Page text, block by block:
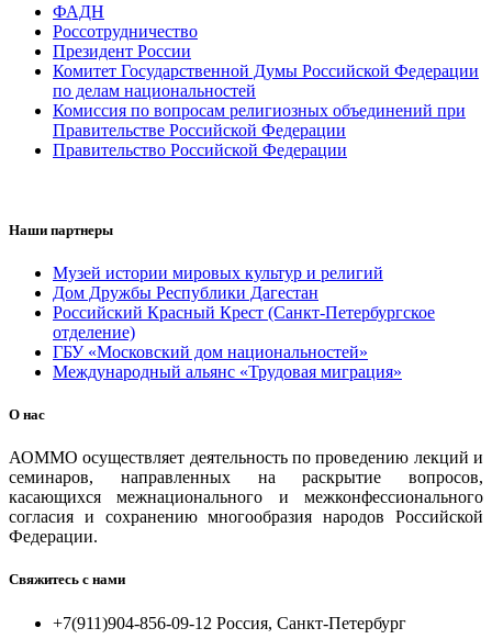
ФАДН
Россотрудничество
Президент России
Комитет Государственной Думы Российской Федерации
по делам национальностей
Комиссия по вопросам религиозных объединений при
Правительстве Российской Федерации
Правительство Российской Федерации
Наши партнеры
Музей истории мировых культур и религий
Дом Дружбы Республики Дагестан
Российский Красный Крест (Санкт-Петербургское
отделение)
ГБУ «Московский дом национальностей»
Международный альянс «Трудовая миграция»
О нас
АОММО осуществляет деятельность по проведению лекций и
семинаров, направленных на раскрытие вопросов,
касающихся межнационального и межконфессионального
согласия и сохранению многообразия народов Российской
Федерации.
Свяжитесь с нами
+7(911)904-856-09-12 Россия, Санкт-Петербург